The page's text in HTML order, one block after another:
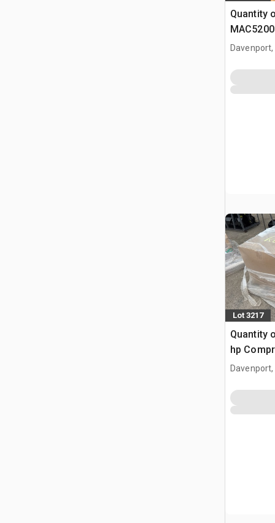
Quantity
hp
Davenport,
Lot 3217
Quantity
hp
(Unused)
Davenport,